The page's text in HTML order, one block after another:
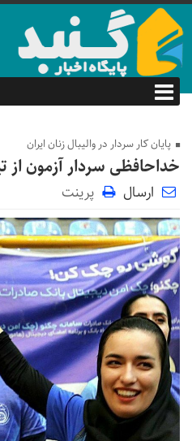
پایان کار سردار در والیبال زنان ایران
خداحافظی سردار آزمون از
ارسال پرینت